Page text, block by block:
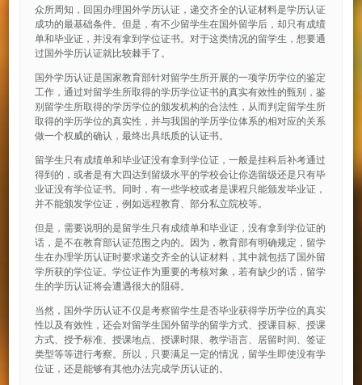
众所周知，回国办理国外学历认证，递交齐全的认证材料是学历认证
成功的最基础条件。但是，有不少留学生在国外留学后，却只有成绩
单和毕业证，并没有拿到学位证书。对于这类情况的留学生，想要通
过国外学历认证就比较棘手了。
国外学历认证是国家教育部针对留学生所开展的一项学历学位的鉴定
工作，通过对留学生所取得的学历学位证书的真实有效性的甄别，鉴
别留学生所取得的学历学位的颁发机构的合法性，从而判定留学生所
取得的学历学位的真实性，并与我国的学历学位体系的相对应的关系
做一个权威的确认，最终出具纸质的认证书。
留学生只有成绩单和毕业证没有拿到学位证，一般是挂科后补考通过
得到的，或者是有大四达到留级水平的学校会让你选留级还是只有毕
业证没有学位证书。同时，有一些学校或者是课程只能颁发毕业证，
并不能颁发学位证，例如远程教育、部分私立院校等。
但是，需要说明的是留学生只有成绩单和毕业证，没有拿到学位证的
话，是不在教育部认证范围之内的。因为，教育部有明确规定，留学
生在办理学历认证时要求递交齐全的认证材料，其中就包括了国外留
学所获的学位证。学位证作为重要的考核对象，若有缺少的话，留学
生的学历认证将会遭遇很大的阻碍。
当然，国外学历认证不仅是考察留学生是否毕业获得学历学位的真实
性以及有效性，还会对留学生国外留学的留学方式、授课目标、授课
方式、授予标准、授课地点、授课时限、教学语言、居留时间、签证
类型等等进行考察。所以，只要满足一定的情况，留学生即使没有学
位证，还是能够有其他办法完成学历认证的。